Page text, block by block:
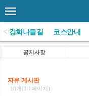
<)강화나들길 코스안내
공지사항
자유 게시판
18개(1/1페이지)